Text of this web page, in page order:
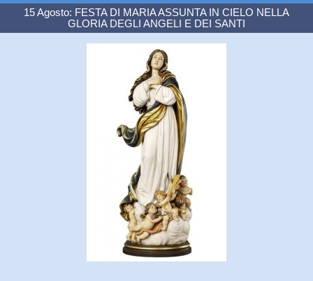
15 Agosto: FESTA DI MARIA ASSUNTA IN CIELO NELLA
GLORIA DEGLI ANGELI E DEI SANTI